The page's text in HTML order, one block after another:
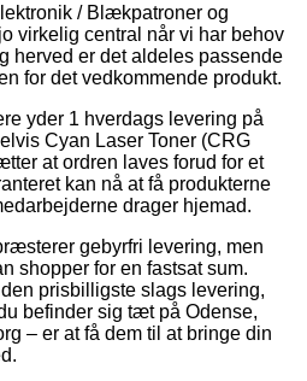
/ Blækpatroner og
virkelig central når vi har behov
herved er det aldeles passende
for det vedkommende produkt.
yder 1 hverdags levering på
Cyan Laser Toner (CRG
at ordren laves forud for et
kan nå at få produkterne
drager hjemad.
gebyrfri levering, men
shopper for en fastsat sum.
prisbilligste slags levering,
befinder sig tæt på Odense,
– er at få dem til at bringe din